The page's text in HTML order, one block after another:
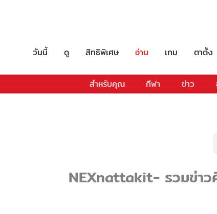
วันนี้ ดู สิทธิพิเศษ อ่าน เกม ตาตั้ง
สำหรับคุณ กีฬา ข่าว
NEXnattakit- รวมข่าว